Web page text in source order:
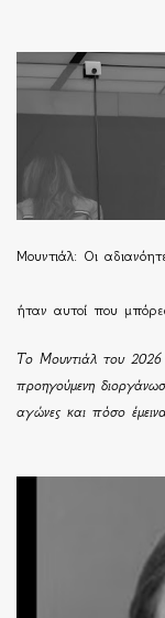
Μουντιάλ: Οι
ήταν αυτοί που
Το Μουντιάλ του 2026
προηγούμενη
αγώνες και πόσο